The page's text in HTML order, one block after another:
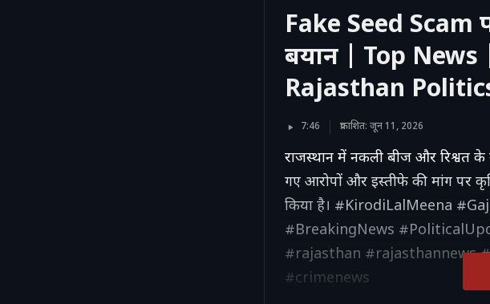
Fake Seed Scam
बयान | Top News
Rajasthan
7:46 प्रकाशित: जून 11, 2026
राजस्थान में नकली बीज और रिश्वत के
गए आरोपों और इस्तीफे की मांग पर
किया है। #KirodiLalMeena
#BreakingNews
#rajasthan #rajasthannews
#crimenews